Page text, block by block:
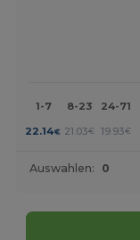
1-7 8-23 24-71
22.14€ 21.03€ 19.93€
Auswahlen: 0